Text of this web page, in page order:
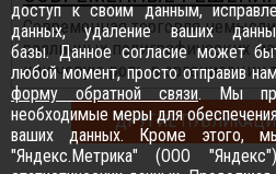
Современная торговля
различных полиграфических
ключевую роль в организации
ДРУГИЕ
доступ к своим данным,
данных, удаление ваших
базы. Данное согласие может
любой момент, просто отправив
форму обратной связи. Мы
необходимые меры для
ваших данных. Кроме этого,
"Яндекс.Метрика" (ООО